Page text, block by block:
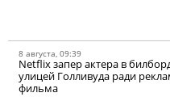
8 августа, 09:39
Netflix запер актера в
улицей Голливуда ради
фильма